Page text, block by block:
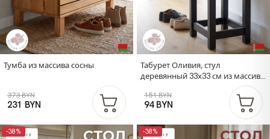
Тумба из массива сосны
373 BYN
231 BYN
Табурет Оливия, стул
деревянный 33х33 см из массива
сосны с мягким сиденьем,
черный
151 BYN
94 BYN
-38% -38%